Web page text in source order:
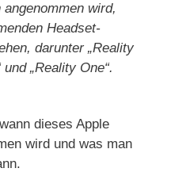
wird,
Headset-
darunter „Reality
„Reality One“.
dieses Apple
wird und was man